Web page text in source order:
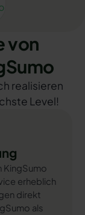
von
realisieren
Level!
KingSumo
erheblich
direkt
als